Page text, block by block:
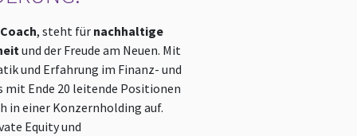
, steht für nachhaltige
und der Freude am Neuen. Mit
und Erfahrung im Finanz- und
Ende 20 leitende Positionen
in einer Konzernholding auf.
Equity und